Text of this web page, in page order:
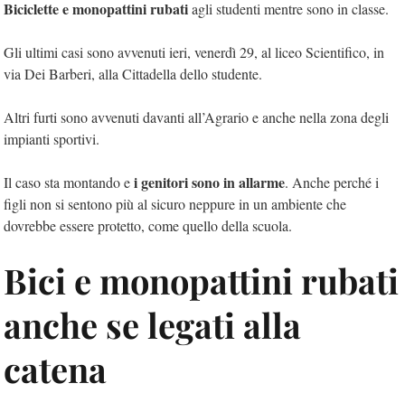
Biciclette e monopattini rubatiagli studenti mentre sono in classe.
Gli ultimi casi sono avvenuti ieri, venerdì 29, al liceo Scientifico, in
via Dei Barberi, alla Cittadella dello studente.
Altri furti sono avvenuti davanti all’Agrario e anche nella zona degli
impianti sportivi.
Il caso sta montando ei genitori sono in allarme. Anche perché i
figli non si sentono più al sicuro neppure in un ambiente che
dovrebbe essere protetto, come quello della scuola.
Bici e monopattini rubati
anche se legati alla
catena